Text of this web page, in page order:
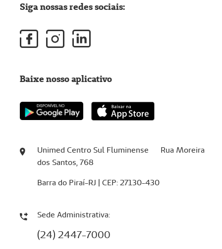
Unimed Centro Sul Fluminense Rua Moreira
dos Santos, 768
Barra do Piraí-RJ | CEP: 27130-430
Sede Administrativa:
(24) 2447-7000
Siga nossas redes sociais:
Baixe nosso aplicativo